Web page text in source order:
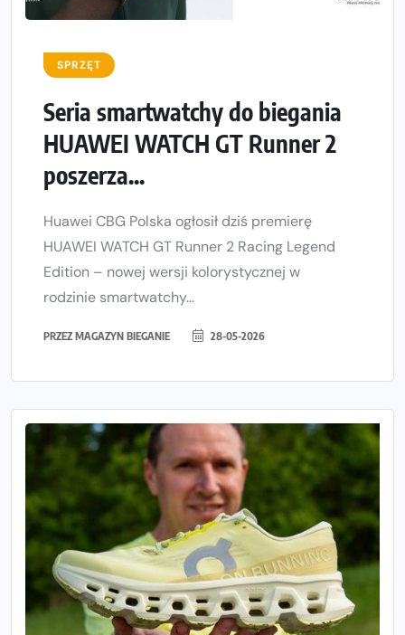
SPRZĘT
Seria smartwatchy do biegania
HUAWEI WATCH GT Runner 2
poszerza...
Huawei CBG Polska ogłosił dziś premierę
HUAWEI WATCH GT Runner 2 Racing Legend
Edition – nowej wersji kolorystycznej w
rodzinie smartwatchy...
PRZEZ MAGAZYN BIEGANIE 28-05-2026